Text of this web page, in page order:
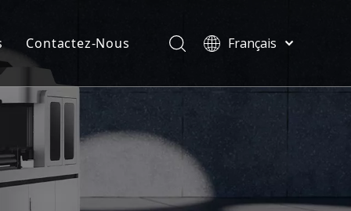
Contactez-Nous
Français
ไทย